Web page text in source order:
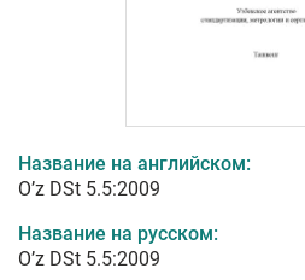
Название на английском:
O’z DSt 5.5:2009
Название на русском:
O’z DSt 5.5:2009